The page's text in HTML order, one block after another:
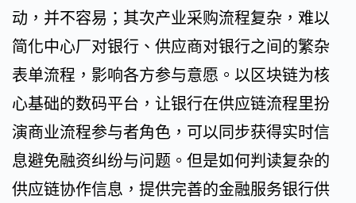
动，并不容易；其次产业采购流程复杂，难以
简化中心厂对银行、供应商对银行之间的繁杂
表单流程，影响各方参与意愿。以区块链为核
心基础的数码平台，让银行在供应链流程里扮
演商业流程参与者角色，可以同步获得实时信
息避免融资纠纷与问题。但是如何判读复杂的
供应链协作信息，提供完善的金融服务银行供